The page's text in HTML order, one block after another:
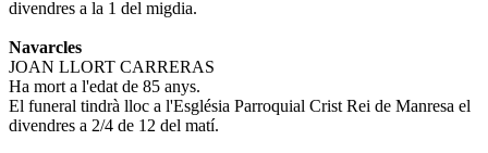
divendres a la 1 del migdia.
Navarcles
JOAN LLORT CARRERAS
Ha mort a l'edat de 85 anys.
El funeral tindrà lloc a l'Església Parroquial Crist Rei de Manresa el
divendres a 2/4 de 12 del matí.